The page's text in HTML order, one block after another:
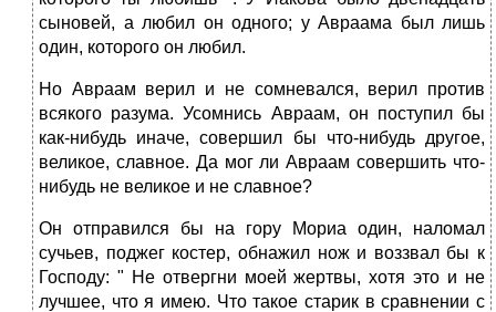
сыновей, а любил он одного; у Авраама был лишь
один, которого он любил.
Но Авраам верил и не сомневался, верил против
всякого разума. Усомнись Авраам, он поступил бы
как-нибудь иначе, совершил бы что-нибудь другое,
великое, славное. Да мог ли Авраам совершить что-
нибудь не великое и не славное?
Он отправился бы на гору Мориа один, наломал
сучьев, поджег костер, обнажил нож и воззвал бы к
Господу: " Не отвергни моей жертвы, хотя это и не
лучшее, что я имею. Что такое старик в сравнении с